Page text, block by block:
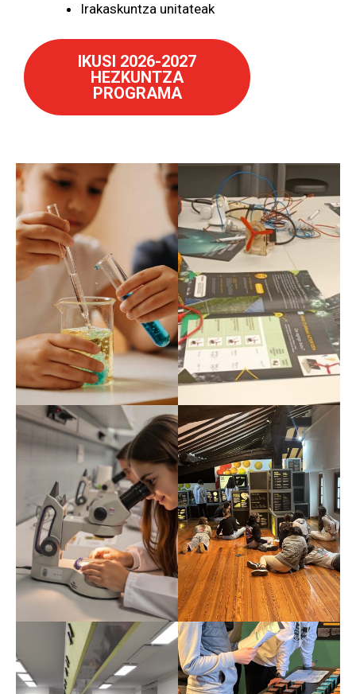
Irakaskuntza unitateak
IKUSI 2026-2027
HEZKUNTZA
PROGRAMA